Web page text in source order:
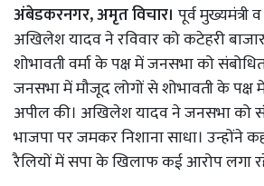
अंबेडकरनगर, अमृत विचार। पूर्व मुख्यमंत्री
अखिलेश यादव ने रविवार को कटेहरी बाजार
शोभावती वर्मा के पक्ष में जनसभा को
जनसभा में मौजूद लोगों से शोभावती के पक्ष
अपील की। अखिलेश यादव ने जनसभा को
भाजपा पर जमकर निशाना साधा। उन्होंने
रैलियों में सपा के खिलाफ कई आरोप लगा